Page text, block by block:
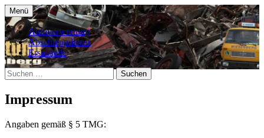
Zum
Inhalt
springen
Autoverwertung Wiesenberg –
Panketal
Autoverwertung Wiesenberg in Panketal
(Schwanebeck)
Menü
Autoverwertung
Abschleppdienst
Ersatzteile
Suchen
nach:
Impressum
Angaben gemäß § 5 TMG: